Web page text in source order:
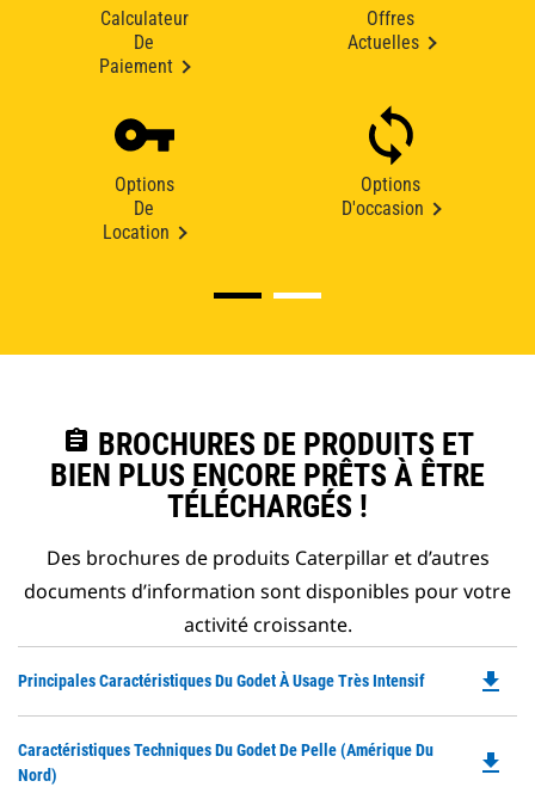
Calculateur
De
Paiement
Offres
Actuelles
Options
De
Location
Options
D'occasion
assignment BROCHURES DE PRODUITS ET
BIEN PLUS ENCORE PRÊTS À ÊTRE
TÉLÉCHARGÉS !
Des brochures de produits Caterpillar et d’autres
documents d’information sont disponibles pour votre
activité croissante.
Principales Caractéristiques Du Godet À Usage Très Intensif file_download
Caractéristiques Techniques Du Godet De Pelle (Amérique Du
Nord)
file_download